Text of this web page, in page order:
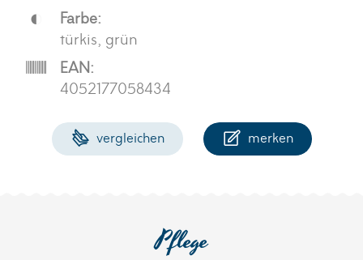
Farbe:
türkis, grün
EAN:
4052177058434
vergleichen merken
Pflege